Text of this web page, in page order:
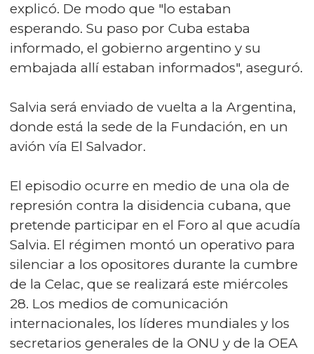
explicó. De modo que "lo estaban
esperando. Su paso por Cuba estaba
informado, el gobierno argentino y su
embajada allí estaban informados", aseguró.
Salvia será enviado de vuelta a la Argentina,
donde está la sede de la Fundación, en un
avión vía El Salvador.
El episodio ocurre en medio de una ola de
represión contra la disidencia cubana, que
pretende participar en el Foro al que acudía
Salvia. El régimen montó un operativo para
silenciar a los opositores durante la cumbre
de la Celac, que se realizará este miércoles
28. Los medios de comunicación
internacionales, los líderes mundiales y los
secretarios generales de la ONU y de la OEA